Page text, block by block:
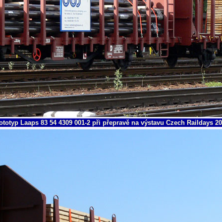
Laaps 83 54 4309 001-2 při přepravě na výstavu Czech Raildays